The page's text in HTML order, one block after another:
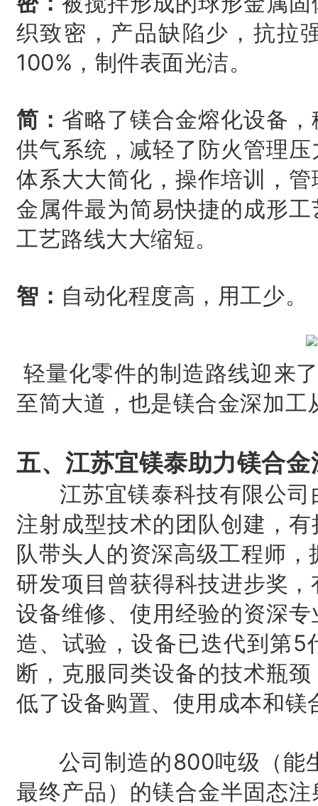
织致密，产品缺陷少，抗拉
100%，制件表面光洁。
简： 省略了镁合金熔化设备
供气系统，减轻了防火管理
体系大大简化，操作培训，
金属件最为简易快捷的成形
工艺路线大大缩短。
智： 自动化程度高，用工少。
轻量化零件的制造路线迎来
至简大道，也是镁合金深加工
五、江苏宜镁泰助力镁合
江苏宜镁泰科技有限公司
注射成型技术的团队创建，
队带头人的资深高级工程师
研发项目曾获得科技进步奖
设备维修、使用经验的资深
造、试验，设备已迭代到第
断，克服同类设备的技术瓶
低了设备购置、使用成本和镁
公司制造的800吨级（能
最终产品）的镁合金半固态